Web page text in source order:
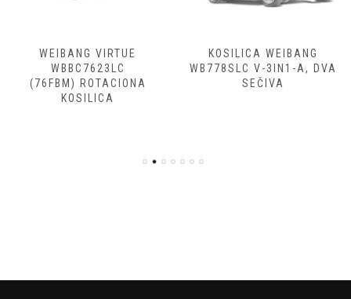
WEIBANG VIRTUE
WBBC7623LC
(76FBM) ROTACIONA
KOSILICA
KOSILICA WEIBANG
WB778SLC V-3IN1-A, DVA
SEČIVA